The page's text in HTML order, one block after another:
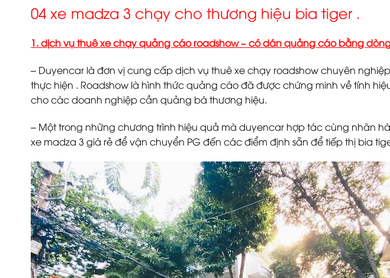
04 xe madza 3 chạy cho thương hiệu bia tiger .
1. dịch vụ thuê xe chạy quảng cáo roadshow – có dán quảng cáo bằng
– Duyencar là đơn vị cung cấp dịch vụ thuê xe chạy roadshow chuyên
thực hiện . Roadshow là hình thức quảng cáo đã được chứng minh về tính
cho các doanh nghiệp cần quảng bá thương hiệu.
– Một trong những chương trình hiệu quả mà duyencar hợp tác cùng nhãn
xe madza 3 giá rẻ để vận chuyển PG đến các điểm định sẵn để tiếp thị bia